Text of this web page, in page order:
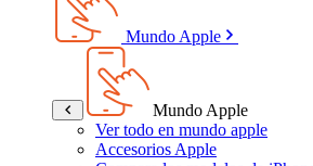
Mundo Apple
Mundo Apple
Ver todo en mundo apple
Accesorios Apple